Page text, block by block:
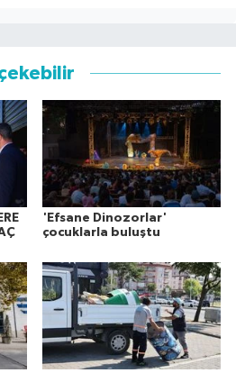
'Efsane Dinozorlar'
çocuklarla buluştu